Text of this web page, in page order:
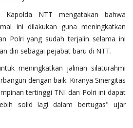
Kapolda NTT mengatakan bahwa
ini dilakukan guna meningkatkan
Polri yang sudah terjalin selama ini
diri sebagai pejabat baru di NTT.
meningkatkan jalinan silaturahmi
dengan baik. Kiranya Sinergitas
tertinggi TNI dan Polri ini dapat
solid lagi dalam bertugas" ujar